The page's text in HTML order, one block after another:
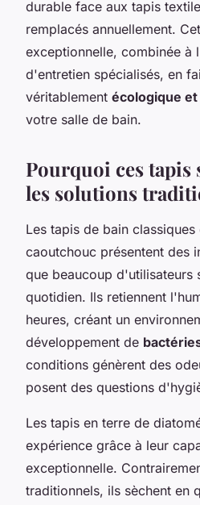
durable face aux tapis
remplacés annuellement.
exceptionnelle, combinée à
d'entretien spécialisés, en
véritablement écologique
votre salle de bain.
Pourquoi ces
les solutions
Les tapis de bain classiques
caoutchouc présentent des
que beaucoup d'utilisateurs
quotidien. Ils retiennent
heures, créant un
développement de
conditions génèrent des
posent des questions
Les tapis en terre de
expérience grâce à leur
exceptionnelle.
traditionnels, ils sèchent en